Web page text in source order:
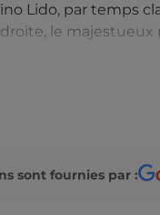
Lido, par temps
le
la Madonna
sont fournies par :